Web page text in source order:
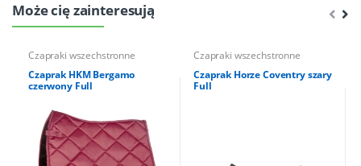
Może cię zainteresują
Czapraki wszechstronne
Czaprak HKM Bergamo
czerwony Full
Czapraki wszechstronne
Czaprak Horze Coventry szary
Full